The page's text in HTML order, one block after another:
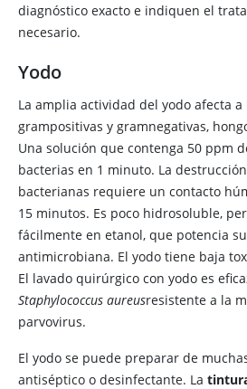
diagnóstico exacto e indiquen el
necesario.
Yodo
La amplia actividad del yodo afecta a
grampositivas y gramnegativas,
Una solución que contenga 50 ppm
bacterias en 1 minuto. La
bacterianas requiere un contacto
15 minutos. Es poco hidrosoluble,
fácilmente en etanol, que potencia
antimicrobiana. El yodo tiene baja
El lavado quirúrgico con yodo es
Staphylococcus aureusresistente a la
parvovirus.
El yodo se puede preparar de
antiséptico o desinfectante. La